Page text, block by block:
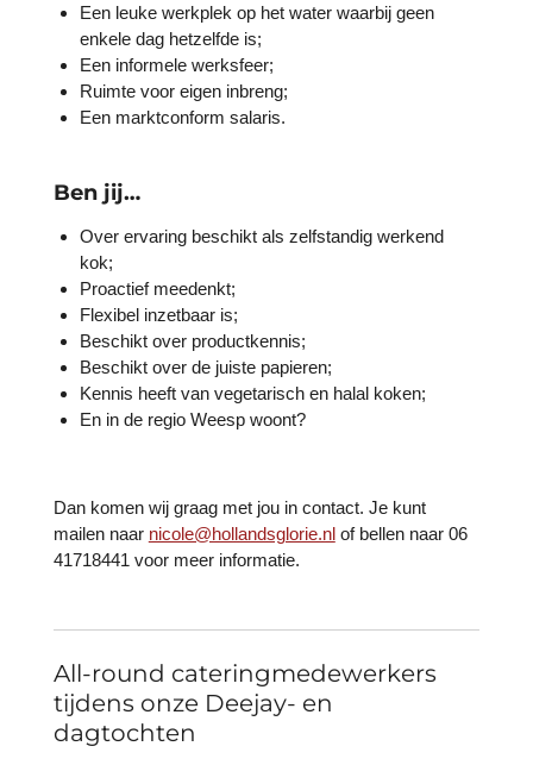
Een leuke werkplek op het water waarbij geen
enkele dag hetzelfde is;
Een informele werksfeer;
Ruimte voor eigen inbreng;
Een marktconform salaris.
Ben jij…
Over ervaring beschikt als zelfstandig werkend
kok;
Proactief meedenkt;
Flexibel inzetbaar is;
Beschikt over productkennis;
Beschikt over de juiste papieren;
Kennis heeft van vegetarisch en halal koken;
En in de regio Weesp woont?
Dan komen wij graag met jou in contact. Je kunt
mailen naar nicole@hollandsglorie.nlof bellen naar 06
41718441 voor meer informatie.
All-round cateringmedewerkers
tijdens onze Deejay- en
dagtochten